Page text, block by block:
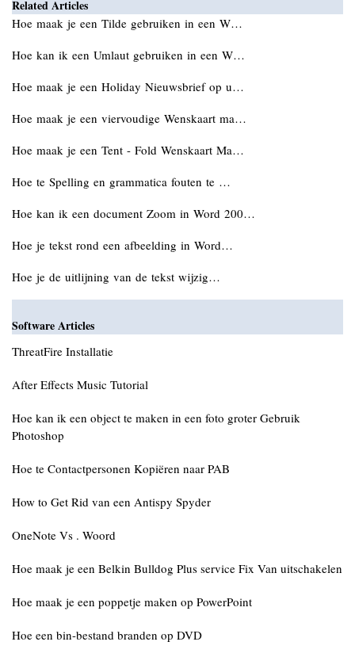
Related Articles
Hoe maak je een Tilde gebruiken in een W…
Hoe kan ik een Umlaut gebruiken in een W…
Hoe maak je een Holiday Nieuwsbrief op u…
Hoe maak je een viervoudige Wenskaart ma…
Hoe maak je een Tent - Fold Wenskaart Ma…
Hoe te Spelling en grammatica fouten te …
Hoe kan ik een document Zoom in Word 200…
Hoe je tekst rond een afbeelding in Word…
Hoe je de uitlijning van de tekst wijzig…
Software Articles
ThreatFire Installatie
After Effects Music Tutorial
Hoe kan ik een object te maken in een foto groter Gebruik
Photoshop
Hoe te Contactpersonen Kopiëren naar PAB
How to Get Rid van een Antispy Spyder
OneNote Vs . Woord
Hoe maak je een Belkin Bulldog Plus service Fix Van uitschakelen
Hoe maak je een poppetje maken op PowerPoint
Hoe een bin-bestand branden op DVD